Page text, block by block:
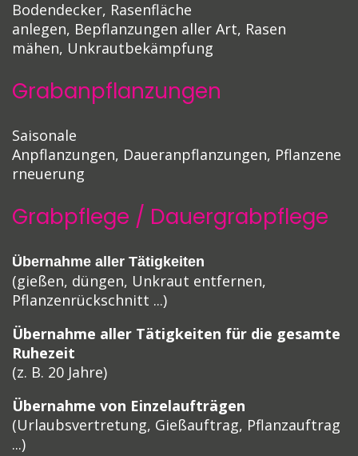
Bodendecker, Rasenfläche
anlegen, Bepflanzungen aller Art, Rasen
mähen, Unkrautbekämpfung
Grabanpflanzungen
Saisonale
Anpflanzungen, Daueranpflanzungen, Pflanzene
rneuerung
Grabpflege / Dauergrabpflege
Übernahme aller Tätigkeiten
(gießen, düngen, Unkraut entfernen,
Pflanzenrückschnitt ...)
Übernahme aller Tätigkeiten für die gesamte
Ruhezeit
(z. B. 20 Jahre)
Übernahme von Einzelaufträgen
(Urlaubsvertretung, Gießauftrag, Pflanzauftrag
...)